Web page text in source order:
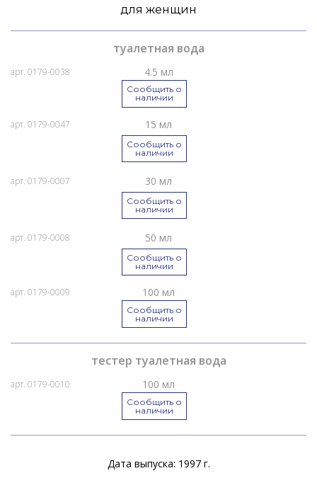
для женщин
туалетная вода
арт. 0179-0038 4.5 мл
Сообщить о
наличии
арт. 0179-0047 15 мл
Сообщить о
наличии
арт. 0179-0007 30 мл
Сообщить о
наличии
арт. 0179-0008 50 мл
Сообщить о
наличии
арт. 0179-0009 100 мл
Сообщить о
наличии
тестер туалетная вода
арт. 0179-0010 100 мл
Сообщить о
наличии
Дата выпуска: 1997 г.